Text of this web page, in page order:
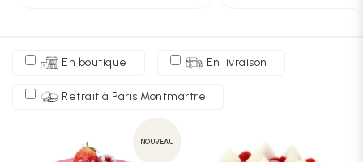
En boutique En livraison
Retrait à Paris Montmartre
NOUVEAU